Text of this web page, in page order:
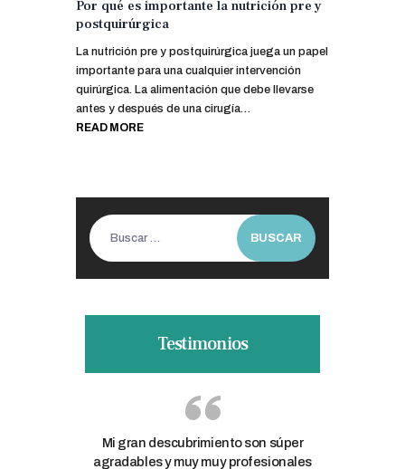
Por qué es importante la nutrición pre y
postquirúrgica
La nutrición pre y postquirúrgica juega un papel
importante para una cualquier intervención
quirúrgica. La alimentación que debe llevarse
antes y después de una cirugía…
READ MORE
Buscar:
Testimonios
Mi gran descubrimiento son súper
agradables y muy muy profesionales